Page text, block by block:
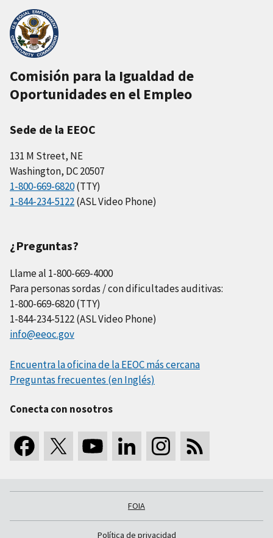
Comisión para la Igualdad de
Oportunidades en el Empleo
Sede de la EEOC
131 M Street, NE
Washington, DC 20507
1-800-669-6820(TTY)
1-844-234-5122(ASL Video Phone)
¿Preguntas?
Llame al 1-800-669-4000
Para personas sordas / con dificultades auditivas:
1-800-669-6820 (TTY)
1-844-234-5122 (ASL Video Phone)
info@eeoc.gov
Encuentra la oficina de la EEOC más cercana
Preguntas frecuentes (en Inglés)
Conecta con nosotros
FOIA
Política de privacidad